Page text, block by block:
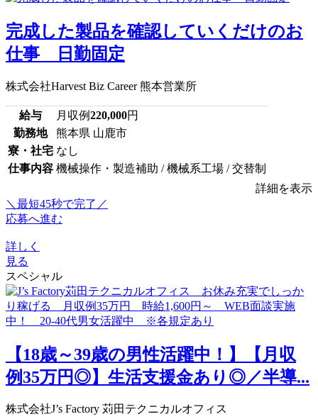
完成した製品を確認していくだけのお
仕事 日勤固定
株式会社Harvest Biz Career 熊本営業所
給与 月収例220,000円
勤務地
熊本県 山鹿市
寮・社宅 なし
仕事内容 機械操作・製造補助 / 機械系工場 / 交替制
詳細を表示
＼最短45秒で完了／
応募へ進む
詳しく
見る
スペシャル
【18歳～39歳の男性活躍中！】【月収
例35万円◎】生活支援金あり◎／半導...
株式会社J’s Factory 苅田テクニカルオフィス